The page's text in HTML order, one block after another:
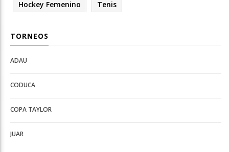
Hockey Femenino Tenis
TORNEOS
Open
Deportes
configuration
options
Open
configuration
options
ADAU
CODUCA
COPA TAYLOR
JUAR